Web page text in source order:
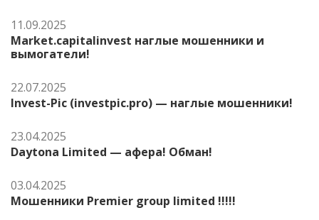
11.09.2025
Market.capitalinvest наглые мошенники и
вымогатели!
22.07.2025
Invest-Pic (investpic.pro) — наглые мошенники!
23.04.2025
Daytona Limited — афера! Обман!
03.04.2025
Мошенники Premier group limited !!!!!